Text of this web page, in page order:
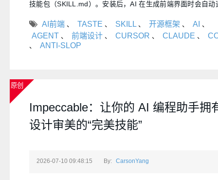
技能包（SKILL.md）。安装后，AI 在生成前端界面时会自动
AI前端 、 TASTE 、 SKILL 、 开源框架 、 AI 、
AGENT 、 前端设计 、 CURSOR 、 CLAUDE 、
、 ANTI-SLOP
原创
Impeccable：让你的 AI 编程助手拥
设计审美的“完美技能”
2026-07-10 09:48:15 By: CarsonYang